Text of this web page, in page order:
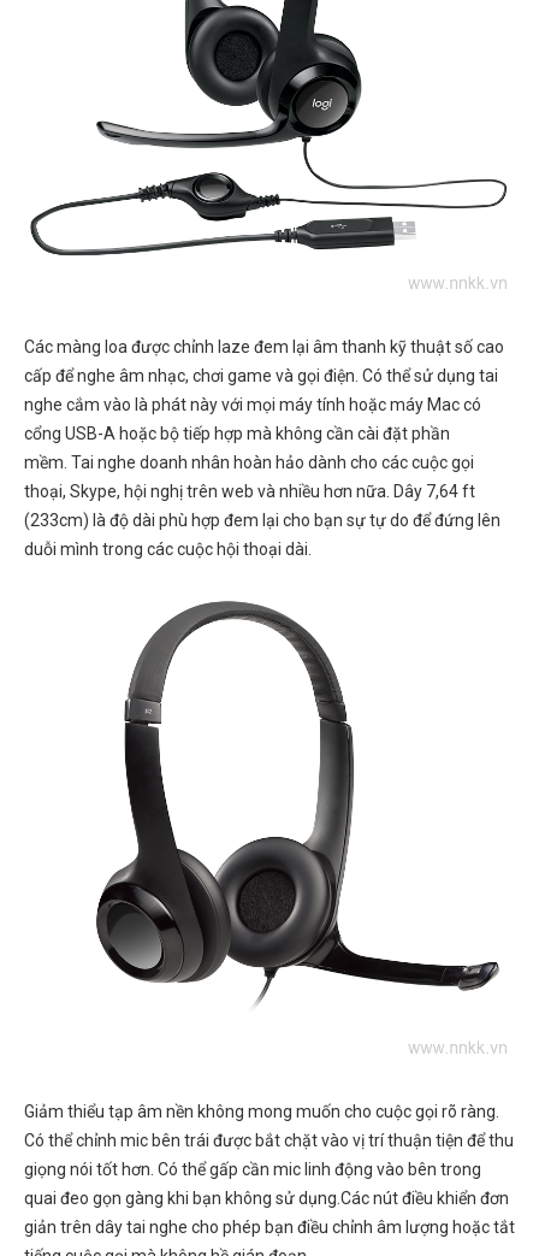
Các màng loa được chỉnh laze đem lại âm thanh kỹ thuật số cao
cấp để nghe âm nhạc, chơi game và gọi điện. Có thể sử dụng tai
nghe cắm vào là phát này với mọi máy tính hoặc máy Mac có
cổng USB-A hoặc bộ tiếp hợp mà không cần cài đặt phần
mềm. Tai nghe doanh nhân hoàn hảo dành cho các cuộc gọi
thoại, Skype, hội nghị trên web và nhiều hơn nữa. Dây 7,64 ft
(233cm) là độ dài phù hợp đem lại cho bạn sự tự do để đứng lên
duỗi mình trong các cuộc hội thoại dài.
Giảm thiểu tạp âm nền không mong muốn cho cuộc gọi rõ ràng.
Có thể chỉnh mic bên trái được bắt chặt vào vị trí thuận tiện để thu
giọng nói tốt hơn. Có thể gấp cần mic linh động vào bên trong
quai đeo gọn gàng khi bạn không sử dụng.Các nút điều khiển đơn
giản trên dây tai nghe cho phép bạn điều chỉnh âm lượng hoặc tắt